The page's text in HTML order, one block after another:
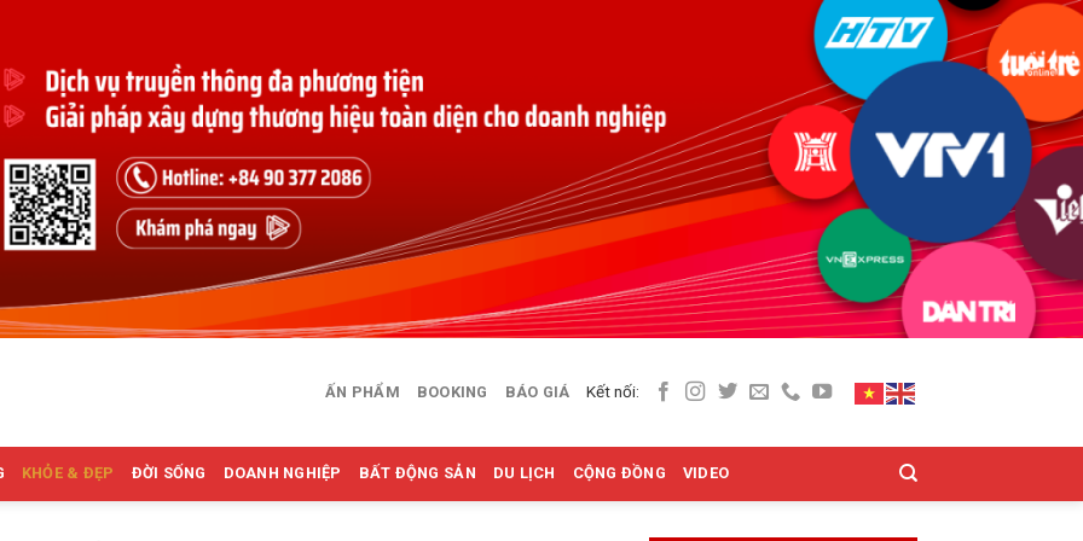
ẤN PHẨM BOOKING BÁO GIÁ Kết nối:
KHỎE & ĐẸP ĐỜI SỐNG DOANH NGHIỆP BẤT ĐỘNG SẢN DU LỊCH CỘNG ĐỒNG VIDEO